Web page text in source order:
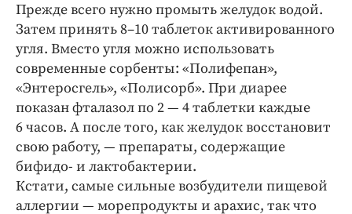
Прежде всего нужно промыть желудок водой.
Затем принять 8–10 таблеток активированного
угля. Вместо угля можно использовать
современные сорбенты: «Полифепан»,
«Энтеросгель», «Полисорб». При диарее
показан фталазол по 2 — 4 таблетки каждые
6 часов. А после того, как желудок восстановит
свою работу, — препараты, содержащие
бифидо- и лактобактерии.
Кстати, самые сильные возбудители пищевой
аллергии — морепродукты и арахис, так что